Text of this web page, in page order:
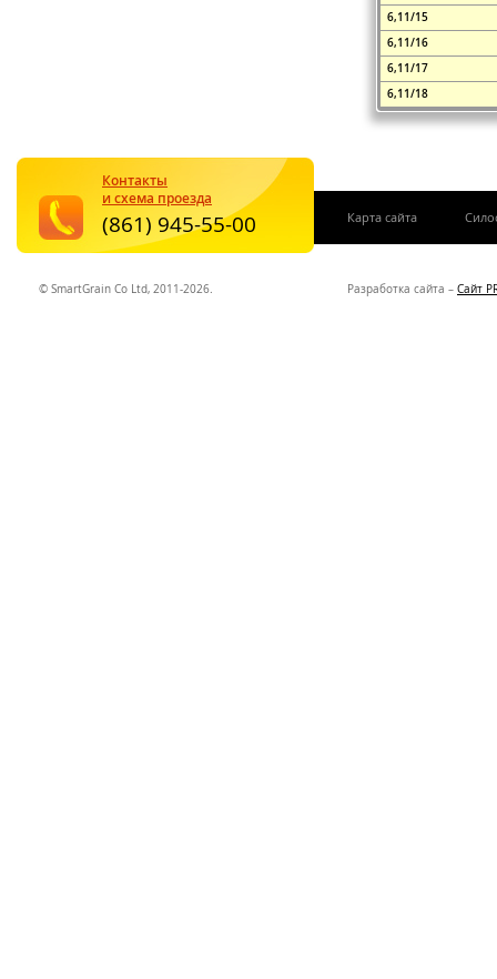
6,11/15
6,11/16
6,11/17
6,11/18
© SmartGrain Co Ltd, 2011-2026. Разработка сайта – Сайт
Карта сайта
Контакты
и схема проезда
(861) 945-55-00